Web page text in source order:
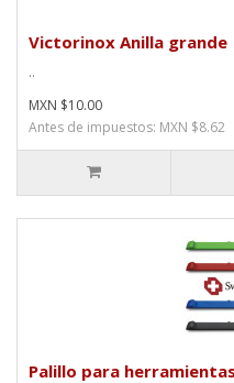
Victorinox Anilla grande
..
MXN $10.00
Antes de impuestos: MXN $8.62
Palillo para